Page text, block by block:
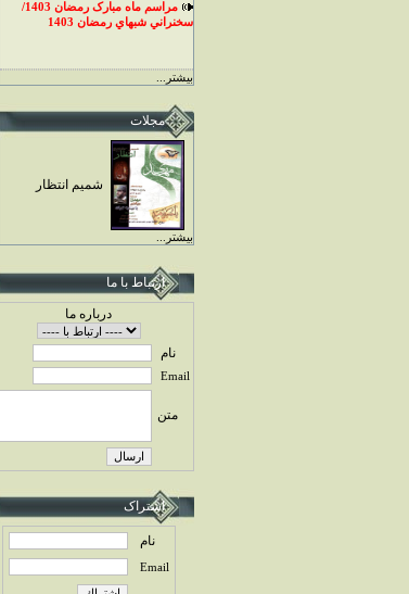
مراسم ماه مبارک رمضان 1403/
سخنراني شبهاي رمضان 1403
بيشتر...
مجلات
شميم انتظار
بيشتر...
ارتباط با ما
درباره ما
نام
Email
متن
اشتراک
نام
Email